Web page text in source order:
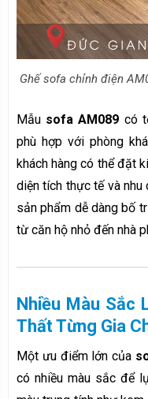
Ghế sofa chỉnh điện
Mẫu sofa AM089 có
phù hợp với phòng
khách hàng có thể đặt
diện tích thực tế và
sản phẩm dễ dàng bố
từ căn hộ nhỏ đến nhà
Nhiều Màu Sắc
Thất Từng Gia
Một ưu điểm lớn của
có nhiều màu sắc để